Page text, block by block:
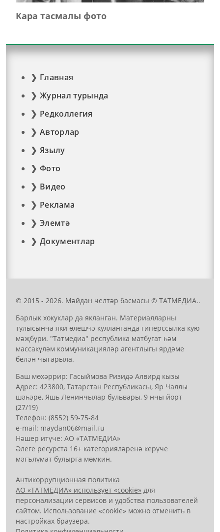
Кара тасмалы фото
Главная
Журнал турында
Редколлегия
Авторлар
Язылу
Фото
Видео
Реклама
Элемтә
Документлар
© 2015 - 2026. Мәйдан челтәр басмасы © ТАТМЕДИА..
Барлык хокуклар да якланган. Материалларны
тулысынча яки өлешчә кулланганда гиперссылка кую
мәҗбүри. "Татмедиа" республика матбугат һәм
массакүләм коммуникацияләр агентлыгы ярдәме
белән чыгарыла.
Баш мөхәррир: Гасыймова Ризидә Алвирд кызы
Адрес: 423800, Татарстан Республикасы, Яр Чаллы
шәһәре, Яшь Ленинчылар бульвары, 9 нчы йорт
(27/19)
Телефон: (8552) 59-75-84
е-mail: mауdаn06@mail.гu
Нәшер итүче: АО «ТАТМЕДИА»
Әлеге ресурста 16+ категорияләренә керүче
мәгълүмат булырга мөмкин.
Антикоррупционная политика
АО «ТАТМЕДИА» использует «cookie» для
персонализации сервисов и удобства пользователей
сайтом. Использование «cookie» можно отменить в
настройках браузера.